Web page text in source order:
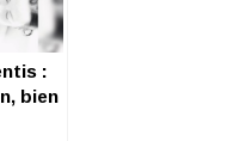
:
bien